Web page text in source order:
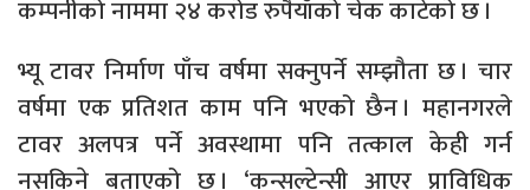
कम्पनीको नाममा २४ करोड रुपैयाँको चेक काटेको छ ।
भ्यू टावर निर्माण पाँच वर्षमा सक्नुपर्ने सम्झौता छ । चार
वर्षमा एक प्रतिशत काम पनि भएको छैन । महानगरले
टावर अलपत्र पर्ने अवस्थामा पनि तत्काल केही गर्न
नसकिने बताएको छ । ‘कन्सल्टेन्सी आएर प्राविधिक